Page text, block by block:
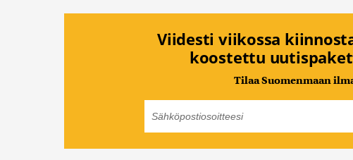
Viidesti viikossa
koostettu
Tilaa Suomenmaan